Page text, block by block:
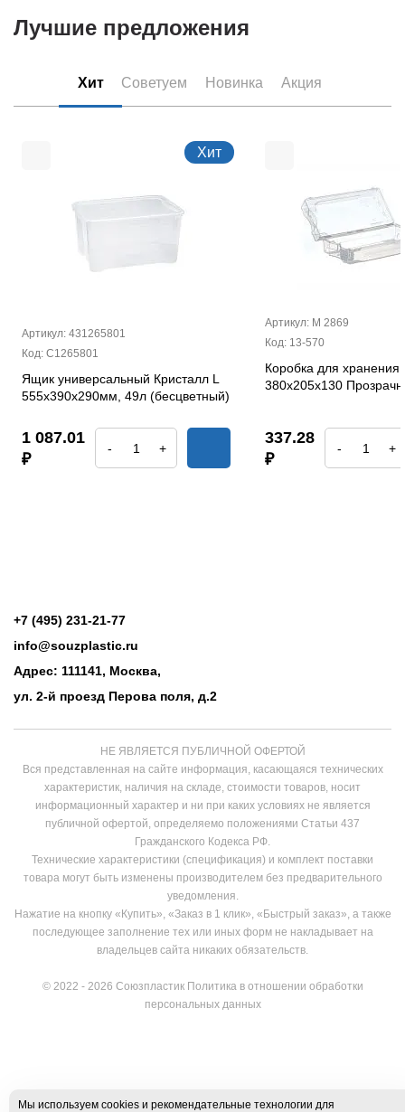
Лучшие предложения
Хит Советуем Новинка Акция
Хит
Артикул: 431265801
Код: С1265801
Ящик универсальный Кристалл L
555х390х290мм, 49л (бесцветный)
1 087.01
₽
- +
Артикул: М 2869
Код: 13-570
Коробка для хранения
380х205х130
337.28
₽
- +
+7 (495) 231-21-77
info@souzplastic.ru
Адрес: 111141, Москва,
ул. 2-й проезд Перова поля, д.2
НЕ ЯВЛЯЕТСЯ ПУБЛИЧНОЙ ОФЕРТОЙ
Вся представленная на сайте информация, касающаяся технических
характеристик, наличия на складе, стоимости товаров, носит
информационный характер и ни при каких условиях не является
публичной офертой, определяемо положениями Статьи 437
Гражданского Кодекса РФ.
Технические характеристики (спецификация) и комплект поставки
товара могут быть изменены производителем без предварительного
уведомления.
Нажатие на кнопку «Купить», «Заказ в 1 клик», «Быстрый заказ», а также
последующее заполнение тех или иных форм не накладывает на
владельцев сайта никаких обязательств.
© 2022 - 2026 Союзпластик Политика в отношении обработки
персональных данных
Мы используем cookies и рекомендательные технологии для